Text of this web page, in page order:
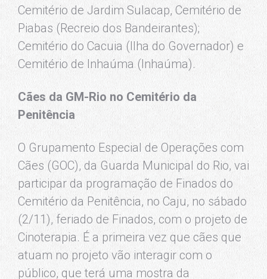
Cemitério de Jardim Sulacap, Cemitério de
Piabas (Recreio dos Bandeirantes);
Cemitério do Cacuia (Ilha do Governador) e
Cemitério de Inhaúma (Inhaúma).
Cães da GM-Rio no Cemitério da
Penitência
O Grupamento Especial de Operações com
Cães (GOC), da Guarda Municipal do Rio, vai
participar da programação de Finados do
Cemitério da Penitência, no Caju, no sábado
(2/11), feriado de Finados, com o projeto de
Cinoterapia. É a primeira vez que cães que
atuam no projeto vão interagir com o
público, que terá uma mostra da